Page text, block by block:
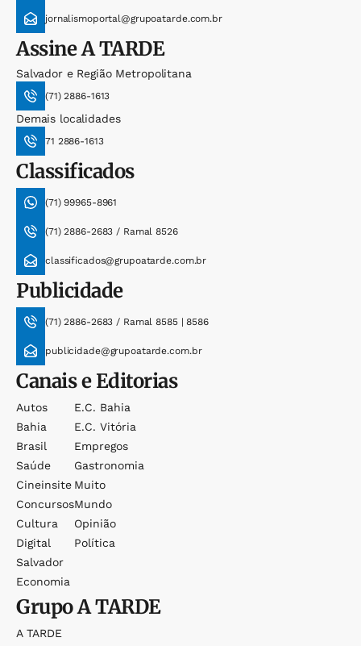
jornalismoportal@grupoatarde.com.br
AssineA TARDE
Salvador e Região Metropolitana
(71) 2886-1613
Demais localidades
71 2886-1613
Classificados
(71) 99965-8961
(71) 2886-2683 / Ramal 8526
classificados@grupoatarde.com.br
Publicidade
(71) 2886-2683 / Ramal 8585 | 8586
publicidade@grupoatarde.com.br
Canais e Editorias
Autos
Bahia
Brasil
Saúde
Cineinsite
Concursos
Cultura
Digital
Salvador
Economia
E.c. Bahia
E.c. Vitória
Empregos
Gastronomia
Muito
Mundo
Opinião
Política
GrupoA TARDE
A TARDE